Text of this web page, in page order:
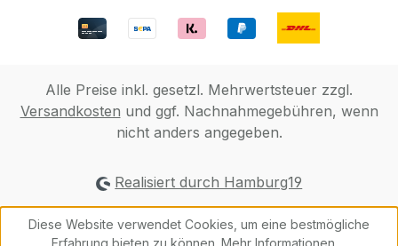
Alle Preise inkl. gesetzl. Mehrwertsteuer zzgl.
Versandkosten und ggf. Nachnahmegebühren, wenn
nicht anders angegeben.
Realisiert durch Hamburg19
Diese Website verwendet Cookies, um eine bestmögliche
Erfahrung bieten zu können. Mehr Informationen ...